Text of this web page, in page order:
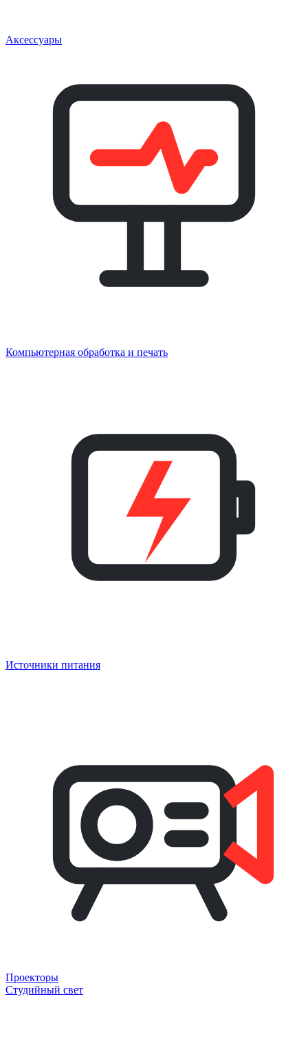
Аксессуары
Компьютерная обработка и печать
Источники питания
Проекторы
Студийный свет